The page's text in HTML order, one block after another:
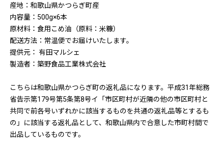
産地：和歌山県かつらぎ町産
内容量：500g×6本
原材料：食用こめ油（原料：米糠）
配送方法：常温便でお届けいたします。
提供元： 有田マルシェ
製造者：築野食品工業株式会社
こちらは和歌山県かつらぎ町の返礼品になります。平成31年総務
省告示第179号第5条第8号イ「市区町村が近隣の他の市区町村と
共同で前各号いずれかに該当するものを共通の返礼品等とするも
の」に該当する返礼品として、和歌山県内で合意した市町村間で
出品しているものです。